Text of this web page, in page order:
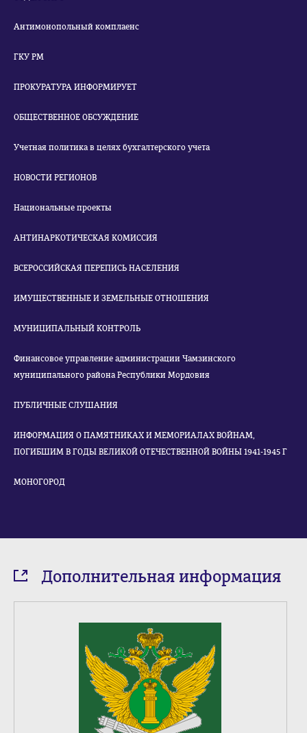
Антимонопольный комплаенс
ГКУ РМ
ПРОКУРАТУРА ИНФОРМИРУЕТ
ОБЩЕСТВЕННОЕ ОБСУЖДЕНИЕ
Учетная политика в целях бухгалтерского учета
НОВОСТИ РЕГИОНОВ
Национальные проекты
АНТИНАРКОТИЧЕСКАЯ КОМИССИЯ
ВСЕРОССИЙСКАЯ ПЕРЕПИСЬ НАСЕЛЕНИЯ
ИМУЩЕСТВЕННЫЕ И ЗЕМЕЛЬНЫЕ ОТНОШЕНИЯ
МУНИЦИПАЛЬНЫЙ КОНТРОЛЬ
Финансовое управление администрации Чамзинского
муниципального района Республики Мордовия
ПУБЛИЧНЫЕ СЛУШАНИЯ
ИНФОРМАЦИЯ О ПАМЯТНИКАХ И МЕМОРИАЛАХ ВОЙНАМ,
ПОГИБШИМ В ГОДЫ ВЕЛИКОЙ ОТЕЧЕСТВЕННОЙ ВОЙНЫ 1941-1945 Г
МОНОГОРОД
Дополнительная информация